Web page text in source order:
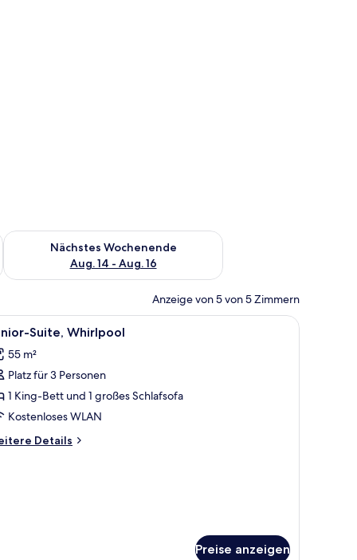
Aug. 7 - Aug. 9.
Nächstes Wochenende
Aug. 14 - Aug. 16
Überprüfe die Verfügbarkeit für nächstes Wochenende, Aug.
Anzeige von 5 von 5 Zimmern
Hügel, ein Tisch mit Stühlen und ein Bett mit Handtüchern.
Ein Schlafzimmer mit Bett, Nachttisch und
3 Suite, Whirlpool
55 m²
Platz für 3 Personen
1 King-Bett und 1 großes Schlafsofa
Kostenloses WLAN
Details
Preise anzeigen